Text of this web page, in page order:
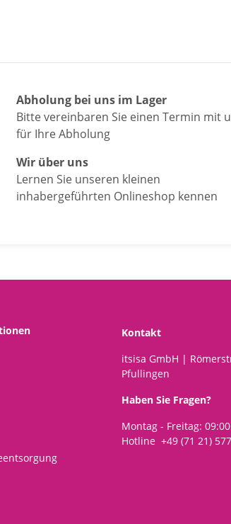
Abholung bei uns im Lager
Bitte vereinbaren Sie einen Termin mit
für Ihre Abholung
Wir über uns
Lernen Sie unseren kleinen
inhabergeführten Onlineshop kennen
Kontakt
itsisa GmbH |
Pfullingen
Haben Sie Fragen?
Montag - Freitag:
Hotline +49 (71 21)